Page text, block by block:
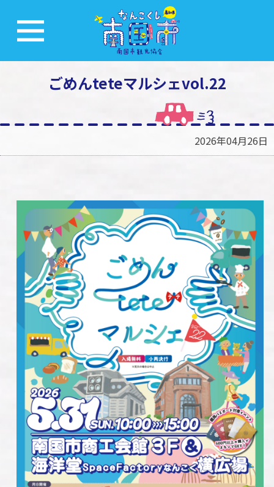
ごめんteteマルシェvol.22
2026年04月26日